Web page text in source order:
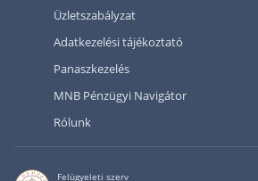
Üzletszabályzat
Adatkezelési tájékoztató
Panaszkezelés
MNB Pénzügyi Navigátor
Rólunk
Felügyeleti szerv